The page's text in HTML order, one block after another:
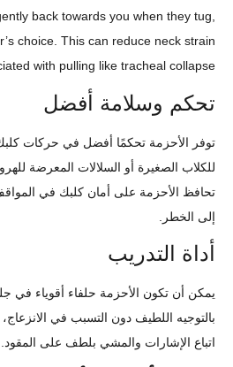
back towards you when they tug,
choice. This can reduce neck strain
with pulling like tracheal collapse.
تحكم وسلامة أفضل
توفر الأحزمة تحكمًا أفضل في حركات
للكلاب الصغيرة أو السلالات المعرضة
تحافظ الأحزمة على أمان كلبك في المواقف
إلى الخطر.
أداة التدريب
يمكن أن تكون الأحزمة حلفاء أقوياء في
بالتوجيه اللطيف دون التسبب في
اتباع الإشارات والمشي بلطف على المقود.